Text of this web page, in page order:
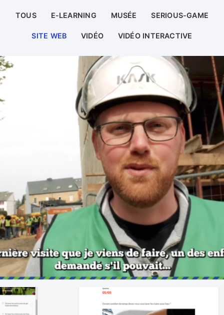
TOUS E-LEARNING MUSÉE SERIOUS-GAME
SITE WEB VIDÉO VIDÉO INTERACTIVE